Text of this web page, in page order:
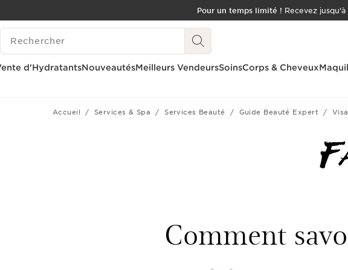
ALLER AU CONTENU
CONSULTER LE PIED DE PAGE
OUTIL D'ACCESSIBILITÉ
Pour un temps limité ! Recevez jusqu'à
HISTORIQUE DES RECHERCHES
d'HydratantsNouveautésMeilleurs VendeursSoinsCorps & Cheveux
Accueil Services & Spa Services Beauté Guide Beauté Expert
Comment